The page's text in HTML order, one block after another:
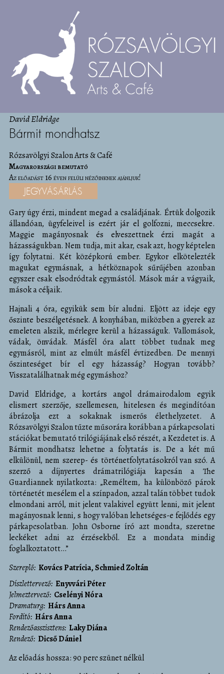
David Eldridge
Bármit mondhatsz
Rózsavölgyi Szalon Arts & Café
Magyarországi bemutató
Az előadást 16 éven felüli nézőinknek ajánljuk!
JEGYVÁSÁRLÁS
Gary úgy érzi, mindent megad a családjának. Értük dolgozik
állandóan, ügyfeleivel is ezért jár el golfozni, meccsekre.
Maggie magányosnak és elveszettnek érzi magát a
házasságukban. Nem tudja, mit akar, csak azt, hogy képtelen
így folytatni. Két középkorú ember. Egykor elkötelezték
magukat egymásnak, a hétköznapok sűrűjében azonban
egyszer csak elsodródtak egymástól. Mások már a vágyaik,
mások a céljaik.
Hajnali 4 óra, egyikük sem bír aludni. Eljött az ideje egy
őszinte beszélgetésnek. A konyhában, miközben a gyerek az
emeleten alszik, mérlegre kerül a házasságuk. Vallomások,
vádak, önvádak. Másfél óra alatt többet tudnak meg
egymásról, mint az elmúlt másfél évtizedben. De mennyi
őszinteséget bír el egy házasság? Hogyan tovább?
Visszatalálhatnak még egymáshoz?
David Eldridge, a kortárs angol drámairodalom egyik
elismert szerzője, szellemesen, hitelesen és megindítóan
ábrázolja ezt a sokaknak ismerős élethelyzetet. A
Rózsavölgyi Szalon tűzte műsorára korábban a párkapcsolati
stációkat bemutató trilógiájának első részét, a Kezdetet is. A
Bármit mondhatsz lehetne a folytatás is. De a két mű
elkülönül, nem szerep- és történetfolytatásokról van szó. A
szerző a díjnyertes drámatrilógiája kapcsán a The
Guardiannek nyilatkozta: „Reméltem, ha különböző párok
történetét mesélem el a színpadon, azzal talán többet tudok
elmondani arról, mit jelent valakivel együtt lenni, mit jelent
magányosnak lenni, s hogy valóban lehetséges-e fejlődés egy
párkapcsolatban. John Osborne író azt mondta, szeretne
leckéket adni az érzésekből. Ez a mondata mindig
foglalkoztatott…”
Szereplő Kovács Patrícia Schmied Zoltán
díszlettervező Enyvvári Péter
jelmeztervező Cselényi Nóra
dramaturg Hárs Anna
fordító Hárs Anna
rendezőasszisztens Laky Diána
rendező Dicső Dániel
Az előadás hossza: 90 perc szünet nélkül